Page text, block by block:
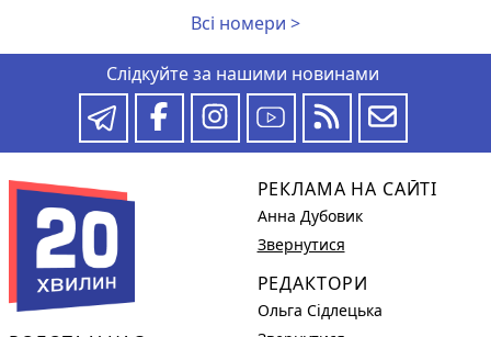
Всі номери >
Слідкуйте за нашими новинами
РЕКЛАМА НА САЙТІ
Анна Дубовик
Звернутися
РЕДАКТОРИ
Ольга Сідлецька